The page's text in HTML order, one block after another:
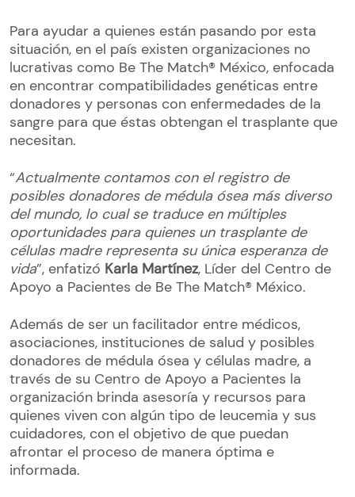
Para ayudar a quienes están pasando por esta
situación, en el país existen organizaciones no
lucrativas como Be The Match® México, enfocada
en encontrar compatibilidades genéticas entre
donadores y personas con enfermedades de la
sangre para que éstas obtengan el trasplante que
necesitan.
“Actualmente contamos con el registro de
posibles donadores de médula ósea más diverso
del mundo, lo cual se traduce en múltiples
oportunidades para quienes un trasplante de
células madre representa su única esperanza de
vida”, enfatizó Karla Martínez, Líder del Centro de
Apoyo a Pacientes de Be The Match® México.
Además de ser un facilitador entre médicos,
asociaciones, instituciones de salud y posibles
donadores de médula ósea y células madre, a
través de su Centro de Apoyo a Pacientes la
organización brinda asesoría y recursos para
quienes viven con algún tipo de leucemia y sus
cuidadores, con el objetivo de que puedan
afrontar el proceso de manera óptima e
informada.